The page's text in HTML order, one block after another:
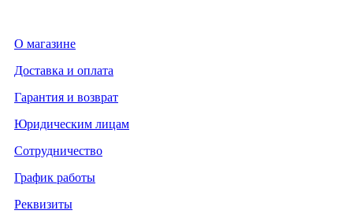
О магазине
Доставка и оплата
Гарантия и возврат
Юридическим лицам
Сотрудничество
График работы
Реквизиты